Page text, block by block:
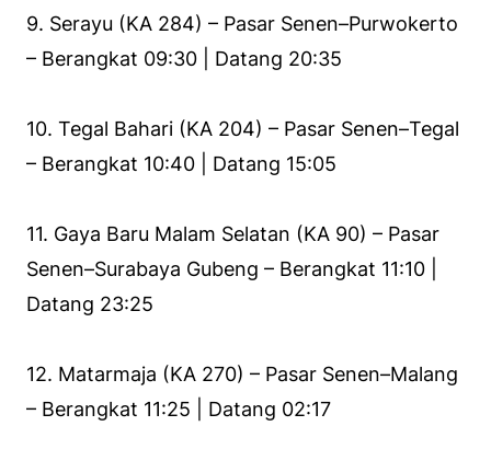
9. Serayu (KA 284) – Pasar Senen–Purwokerto
– Berangkat 09:30 | Datang 20:35
10. Tegal Bahari (KA 204) – Pasar Senen–Tegal
– Berangkat 10:40 | Datang 15:05
11. Gaya Baru Malam Selatan (KA 90) – Pasar
Senen–Surabaya Gubeng – Berangkat 11:10 |
Datang 23:25
12. Matarmaja (KA 270) – Pasar Senen–Malang
– Berangkat 11:25 | Datang 02:17